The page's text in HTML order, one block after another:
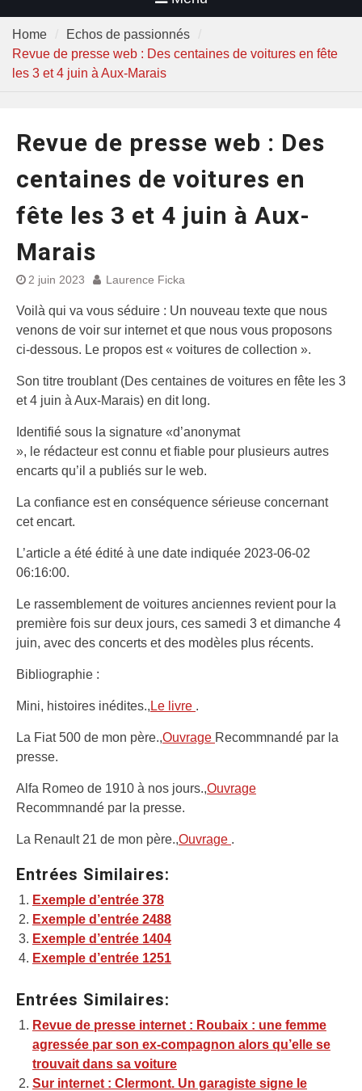
Home
Echos de passionnés
Revue de presse web : Des centaines de voitures en fête
les 3 et 4 juin à Aux-Marais
Revue de presse web : Des
centaines de voitures en
fête les 3 et 4 juin à Aux-
Marais
2 juin 2023 Laurence Ficka
Voilà qui va vous séduire : Un nouveau texte que nous
venons de voir sur internet et que nous vous proposons
ci-dessous. Le propos est « voitures de collection ».
Son titre troublant (Des centaines de voitures en fête les 3
et 4 juin à Aux-Marais) en dit long.
Identifié sous la signature «d’anonymat
», le rédacteur est connu et fiable pour plusieurs autres
encarts qu’il a publiés sur le web.
La confiance est en conséquence sérieuse concernant
cet encart.
L’article a été édité à une date indiquée 2023-06-02
06:16:00.
Le rassemblement de voitures anciennes revient pour la
première fois sur deux jours, ces samedi 3 et dimanche 4
juin, avec des concerts et des modèles plus récents.
Bibliographie :
Mini, histoires inédites., Le livre .
La Fiat 500 de mon père.,Ouvrage Recommnandé par la
presse.
Alfa Romeo de 1910 à nos jours.,Ouvrage
Recommnandé par la presse.
La Renault 21 de mon père.,Ouvrage .
Entrées Similaires:
Exemple d’entrée 378
Exemple d’entrée 2488
Exemple d’entrée 1404
Exemple d’entrée 1251
Entrées Similaires:
Revue de presse internet : Roubaix : une femme
agressée par son ex-compagnon alors qu’elle se
trouvait dans sa voiture
Sur internet : Clermont. Un garagiste signe le